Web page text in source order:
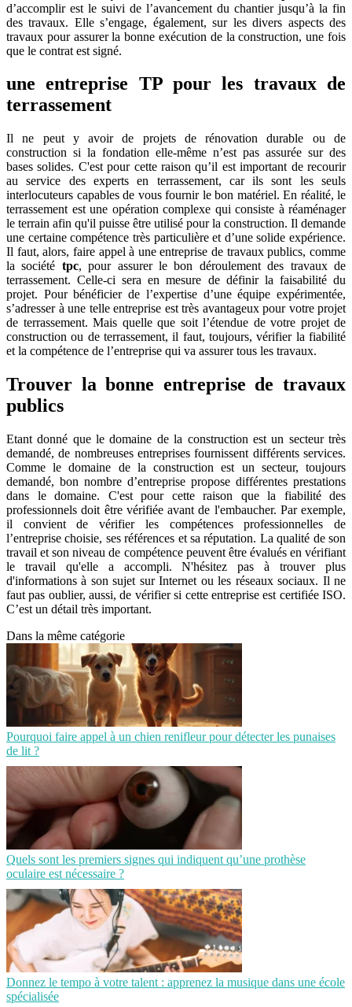
d’accomplir est le suivi de l’avancement du chantier jusqu’à la fin
des travaux. Elle s’engage, également, sur les divers aspects des
travaux pour assurer la bonne exécution de la construction, une fois
que le contrat est signé.
une entreprise TP pour les travaux de
terrassement
Il ne peut y avoir de projets de rénovation durable ou de
construction si la fondation elle-même n’est pas assurée sur des
bases solides. C'est pour cette raison qu’il est important de recourir
au service des experts en terrassement, car ils sont les seuls
interlocuteurs capables de vous fournir le bon matériel. En réalité, le
terrassement est une opération complexe qui consiste à réaménager
le terrain afin qu'il puisse être utilisé pour la construction. Il demande
une certaine compétence très particulière et d’une solide expérience.
Il faut, alors, faire appel à une entreprise de travaux publics, comme
la société tpc, pour assurer le bon déroulement des travaux de
terrassement. Celle-ci sera en mesure de définir la faisabilité du
projet. Pour bénéficier de l’expertise d’une équipe expérimentée,
s’adresser à une telle entreprise est très avantageux pour votre projet
de terrassement. Mais quelle que soit l’étendue de votre projet de
construction ou de terrassement, il faut, toujours, vérifier la fiabilité
et la compétence de l’entreprise qui va assurer tous les travaux.
Trouver la bonne entreprise de travaux
publics
Etant donné que le domaine de la construction est un secteur très
demandé, de nombreuses entreprises fournissent différents services.
Comme le domaine de la construction est un secteur, toujours
demandé, bon nombre d’entreprise propose différentes prestations
dans le domaine. C'est pour cette raison que la fiabilité des
professionnels doit être vérifiée avant de l'embaucher. Par exemple,
il convient de vérifier les compétences professionnelles de
l’entreprise choisie, ses références et sa réputation. La qualité de son
travail et son niveau de compétence peuvent être évalués en vérifiant
le travail qu'elle a accompli. N'hésitez pas à trouver plus
d'informations à son sujet sur Internet ou les réseaux sociaux. Il ne
faut pas oublier, aussi, de vérifier si cette entreprise est certifiée ISO.
C’est un détail très important.
Dans la même catégorie
Pourquoi faire appel à un chien renifleur pour détecter les punaises
de lit ?
Quels sont les premiers signes qui indiquent qu’une prothèse
oculaire est nécessaire ?
Donnez le tempo à votre talent : apprenez la musique dans une école
spécialisée